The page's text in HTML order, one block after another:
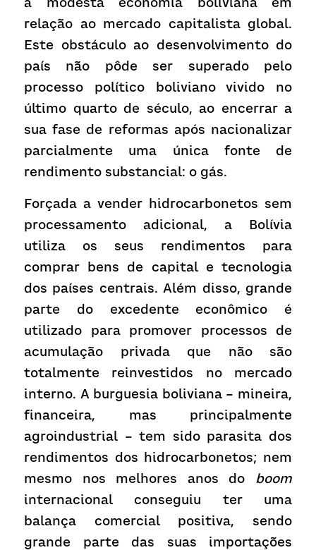
relação ao mercado capitalista global.
Este obstáculo ao desenvolvimento do
país não pôde ser superado pelo
processo político boliviano vivido no
último quarto de século, ao encerrar a
sua fase de reformas após nacionalizar
parcialmente uma única fonte de
rendimento substancial: o gás.
Forçada a vender hidrocarbonetos sem
processamento adicional, a Bolívia
utiliza os seus rendimentos para
comprar bens de capital e tecnologia
dos países centrais. Além disso, grande
parte do excedente econômico é
utilizado para promover processos de
acumulação privada que não são
totalmente reinvestidos no mercado
interno. A burguesia boliviana – mineira,
financeira, mas principalmente
agroindustrial – tem sido parasita dos
rendimentos dos hidrocarbonetos; nem
mesmo nos melhores anos do boom
internacional conseguiu ter uma
balança comercial positiva, sendo
grande parte das suas importações